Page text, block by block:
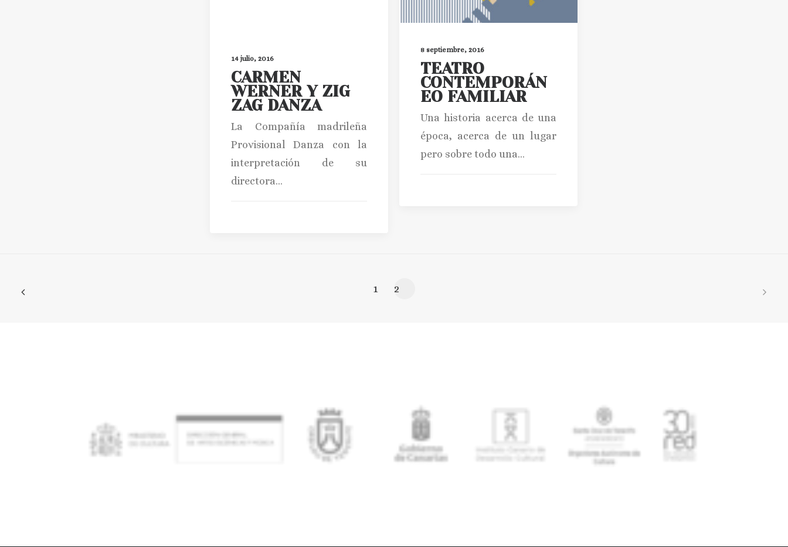
8 septiembre, 2016
TEATRO
CONTEMPORÁN
EO FAMILIAR
Una historia acerca de una
época, acerca de un lugar
pero sobre todo una…
14 julio, 2016
CARMEN
WERNER Y ZIG
ZAG DANZA
La Compañía madrileña
Provisional Danza con la
interpretación de su
directora…
1 2